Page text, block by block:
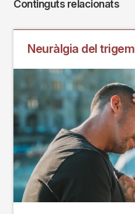
Continguts relacionats
Neuràlgia del